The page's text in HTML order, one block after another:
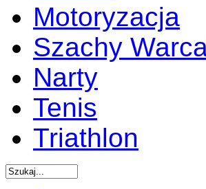
Motoryzacja
Szachy
Narty
Tenis
Triathlon